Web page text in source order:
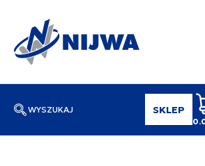
WYSZUKAJ SKLEP
Wpisz numer katalogowy